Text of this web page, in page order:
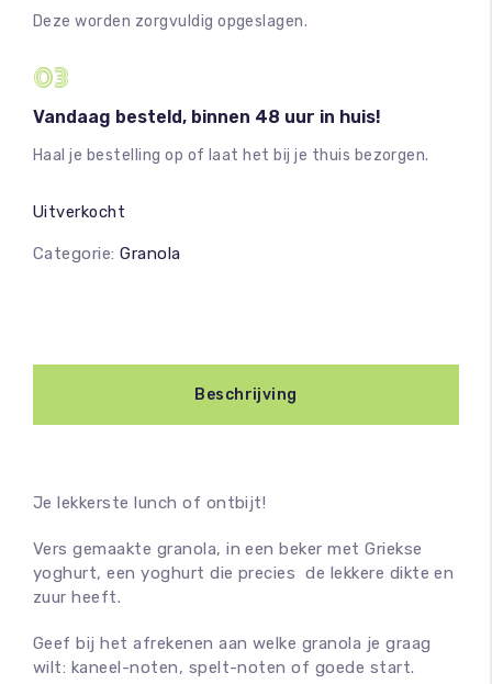
Deze worden zorgvuldig opgeslagen.
03
Vandaag besteld, binnen 48 uur in huis!
Haal je bestelling op of laat het bij je thuis bezorgen.
Uitverkocht
Categorie:Granola
Beschrijving
Je lekkerste lunch of ontbijt!
Vers gemaakte granola, in een beker met Griekse
yoghurt, een yoghurt die precies de lekkere dikte en
zuur heeft.
Geef bij het afrekenen aan welke granola je graag
wilt: kaneel-noten, spelt-noten of goede start.